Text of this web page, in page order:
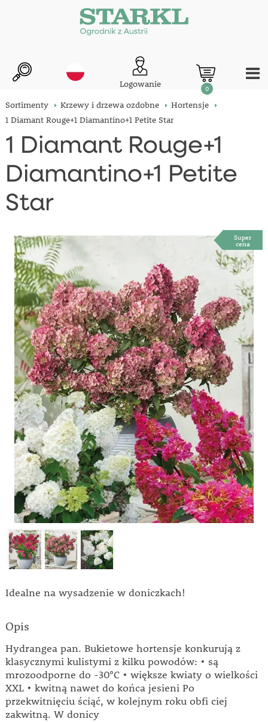
Logowanie 0
Sortimenty Krzewy i drzewa ozdobne
Hortensje
1 Diamant Rouge+1 Diamantino+1 Petite Star
1 Diamant Rouge+1
Diamantino+1 Petite
Star
Super
cena
Idealne na wysadzenie w doniczkach!
Opis
Hydrangea pan. Bukietowe hortensje konkurują z
klasycznymi kulistymi z kilku powodów: • są
mrozoodporne do -30°C • większe kwiaty o wielkości
XXL • kwitną nawet do końca jesieni Po
przekwitnięciu ściąć, w kolejnym roku obfi ciej
zakwitną. W donicy